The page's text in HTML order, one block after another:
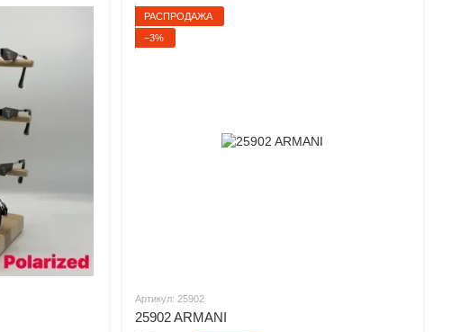
РАСПРОДАЖА
−3%
Артикул: 25902
25902 ARMANI